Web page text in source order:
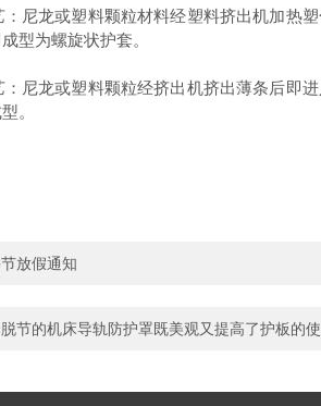
尼龙或塑料颗粒材料经塑料挤出机加热
型为螺旋状护套。
尼龙或塑料颗粒经挤出机挤出薄条后即
。
放假通知
节的机床导轨防护罩既美观又提高了护板的